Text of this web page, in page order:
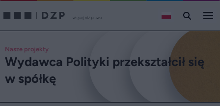
Nasze projekty
Wydawca Polityki przekształcił się
w spółkę